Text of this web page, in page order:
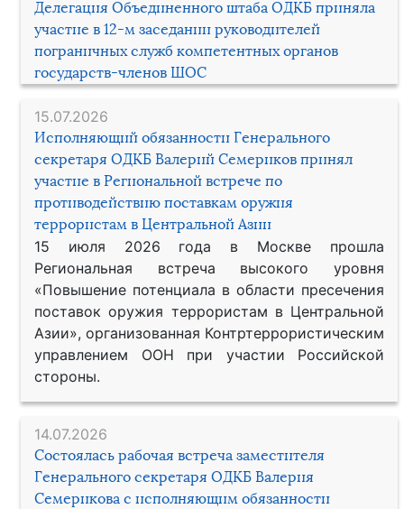
Делегация Объединенного штаба ОДКБ приняла
участие в 12-м заседании руководителей
пограничных служб компетентных органов
государств-членов ШОС
15.07.2026
Исполняющий обязанности Генерального
секретаря ОДКБ Валерий Семериков принял
участие в Региональной встрече по
противодействию поставкам оружия
террористам в Центральной Азии
15 июля 2026 года в Москве прошла
Региональная встреча высокого уровня
«Повышение потенциала в области пресечения
поставок оружия террористам в Центральной
Азии», организованная Контртеррористическим
управлением ООН при участии Российской
стороны.
14.07.2026
Состоялась рабочая встреча заместителя
Генерального секретаря ОДКБ Валерия
Семерикова с исполняющим обязанности